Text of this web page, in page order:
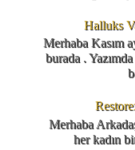
Halluks
Merhaba Kasım
burada .
Merhaba
her kadın